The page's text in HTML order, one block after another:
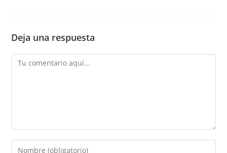
Deja una respuesta
Comentario
Introduce